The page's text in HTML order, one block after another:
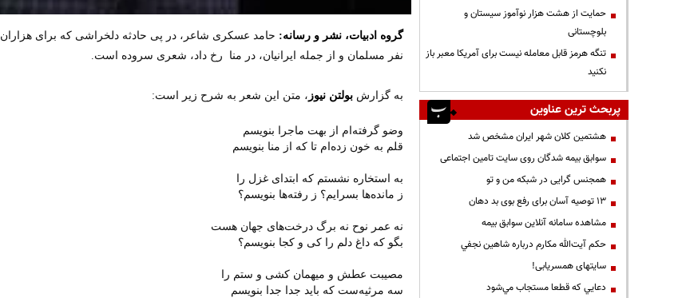
گروه ادبیات، نشر و رسانه: حامد عسکری شاعر، در پی حادثه دلخراشی که برای هزاران
نفر مسلمان و از جمله ایرانیان، در منا رخ داد، شعری سروده‌ است.
به گزارش بولتن نیوز ، متن این شعر به شرح زیر است:
وضو گرفته‌ام از بهت ماجرا بنویسم
قلم به خون زده‌ام تا که از منا بنویسم
به استخاره نشستم که ابتدای غزل را
ز مانده‌ها بسرایم؟ ز رفته‌ها بنویسم؟
نه عمر نوح نه برگ درخت‌های جهان هست
بگو که داغ دلم را کی و کجا بنویسم؟
مصیبت عطش و میهمان کشی و ستم را
سه مرثیه‌ست که باید جدا جدا بنویسم
حمایت از هشت هزار نوآموز سیستان و
بلوچستانی
تنگه هرمز قابل معامله نیست برای آمریکا معبر باز
نکنید
پربحث ترین عناوین
هشتمین کلان شهر ایران مشخص شد
سوابق بیمه شدگان روی سایت تامین اجتماعی
همجنس گرایی در شبکه من و تو
13 توصیه آسان برای رفع بوی بد دهان
مشاهده سامانه آنلاين سوابق بیمه
حكم آيت‌الله مكارم درباره شاهين نجفي
سایتهای همسریابی!
دعايي كه قطعا مستجاب مي‌شود